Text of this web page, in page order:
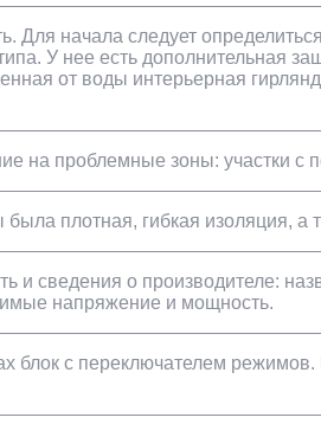
Для начала следует
У нее есть дополнительная
от воды интерьерная
на проблемные зоны: участки с
была плотная, гибкая изоляция,
и сведения о производителе:
напряжение и мощность.
блок с переключателем